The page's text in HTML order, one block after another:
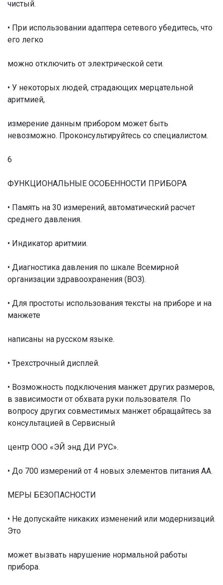
чистый.
• При использовании адаптера сетевого убедитесь, что
его легко
можно отключить от электрической сети.
• У некоторых людей, страдающих мерцательной
аритмией,
измерение данным прибором может быть
невозможно. Проконсультируйтесь со специалистом.
6
ФУНКЦИОНАЛЬНЫЕ ОСОБЕННОСТИ ПРИБОРА
• Память на 30 измерений, автоматический расчет
среднего давления.
• Индикатор аритмии.
• Диагностика давления по шкале Всемирной
организации здравоохранения (ВОЗ).
• Для простоты использования тексты на приборе и на
манжете
написаны на русском языке.
• Трехстрочный дисплей.
• Возможность подключения манжет других размеров,
в зависимости от обхвата руки пользователя. По
вопросу других совместимых манжет обращайтесь за
консультацией в Сервисный
центр ООО «ЭЙ энд ДИ РУС».
• До 700 измерений от 4 новых элементов питания AA.
МЕРЫ БЕЗОПАСНОСТИ
• Не допускайте никаких изменений или модернизаций.
Это
может вызвать нарушение нормальной работы
прибора.